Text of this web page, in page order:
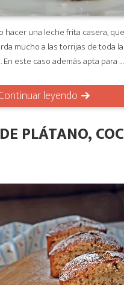
hacer una leche frita casera,
mucho a las torrijas de toda
En este caso además apta para …
leyendo
PLÁTANO,